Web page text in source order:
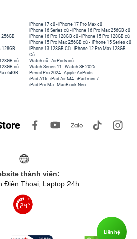
iPhone 17 cũ -iPhone 17 Pro Max cũ
iPhone 16 Series cũ - iPhone 16 Pro Max 256GB cũ
iPhone 16 Pro 128GB cũ -iPhone 15 Pro 128GB cũ
iPhone 15 Pro Max 256GB cũ - iPhone 15 Series cũ
128GB
cũ
cũ
64GB
iPhone 13 128GB Cũ -iPhone 12 Pro Max 128GB
Cũ
Watch cũ -AirPods cũ
Watch Series 11 -Watch SE 2025
Pencil Pro 2024 -Apple AirPods
iPad A16 -iPad Air M4 -iPad mini 7
iPad Pro M5 - MacBook Neo
thành viên:
Điện Thoại, Laptop 24h
Liên hệ